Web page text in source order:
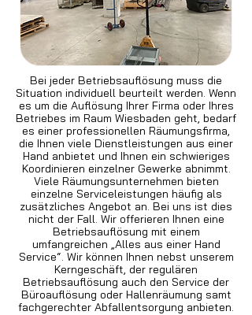
Bei jeder Betriebsauflösung muss die
Situation individuell beurteilt werden. Wenn
es um die Auflösung Ihrer Firma oder Ihres
Betriebes im Raum Wiesbaden geht, bedarf
es einer professionellen Räumungsfirma,
die Ihnen viele Dienstleistungen aus einer
Hand anbietet und Ihnen ein schwieriges
Koordinieren einzelner Gewerke abnimmt.
Viele Räumungsunternehmen bieten
einzelne Serviceleistungen häufig als
zusätzliches Angebot an. Bei uns ist dies
nicht der Fall. Wir offerieren Ihnen eine
Betriebsauflösung mit einem
umfangreichen „Alles aus einer Hand
Service“. Wir können Ihnen nebst unserem
Kerngeschäft, der regulären
Betriebsauflösung auch den Service der
Büroauflösung oder Hallenräumung samt
fachgerechter Abfallentsorgung anbieten.